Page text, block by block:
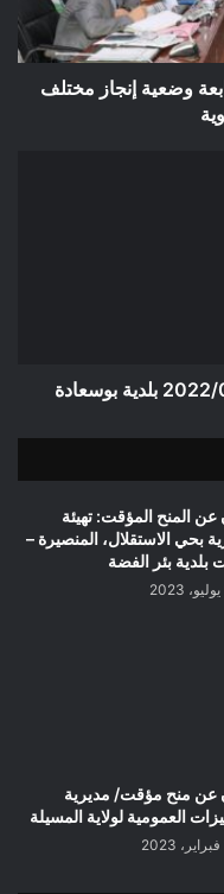
وضعية إنجاز مختلف
عن المنح المؤقت: تهيئة
بحي الاستقلال، المنصيرة –
بلدية بئر الفضة
عن منح مؤقت/ مديرية
العمومية لولاية المسيلة